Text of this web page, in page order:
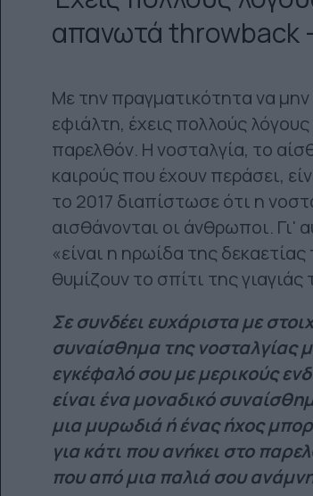
απανωτά throwback
Με την πραγματικότητα να μην
εφιάλτη, έχεις πολλούς
παρελθόν. Η νοσταλγία, το
καιρούς που έχουν περάσει,
το 2017 διαπίστωσε ότι η
αισθάνονται οι άνθρωποι. Γι'
«είναι η ηρωίδα της
θυμίζουν το σπίτι της
Σε συνδέει ευχάριστα με
συναίσθημα της νοσταλγίας
εγκέφαλό σου με μερικούς
είναι ένα μοναδικό
μια μυρωδιά ή ένας ήχος
για κάτι που ανήκει στο
που από μια παλιά σου